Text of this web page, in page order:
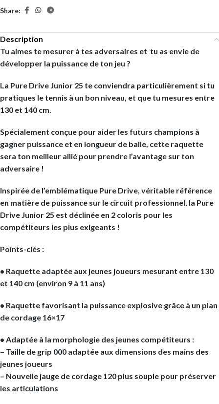
Share:
Description
Tu aimes te mesurer à tes adversaires et tu as envie de
développer la puissance de ton jeu ?
La Pure Drive Junior 25 te conviendra particulièrement si tu
pratiques le tennis à un bon niveau, et que tu mesures entre
130 et 140 cm.
Spécialement conçue pour aider les futurs champions à
gagner puissance et en longueur de balle, cette raquette
sera ton meilleur allié pour prendre l’avantage sur ton
adversaire !
Inspirée de l’emblématique Pure Drive, véritable référence
en matière de puissance sur le circuit professionnel, la Pure
Drive Junior 25 est déclinée en 2 coloris pour les
compétiteurs les plus exigeants !
Points-clés :
• Raquette adaptée aux jeunes joueurs mesurant entre 130
et 140 cm (environ 9 à 11 ans)
• Raquette favorisant la puissance explosive grâce à un plan
de cordage 16×17
• Adaptée à la morphologie des jeunes compétiteurs :
– Taille de grip 000 adaptée aux dimensions des mains des
jeunes joueurs
– Nouvelle jauge de cordage 120 plus souple pour préserver
les articulations